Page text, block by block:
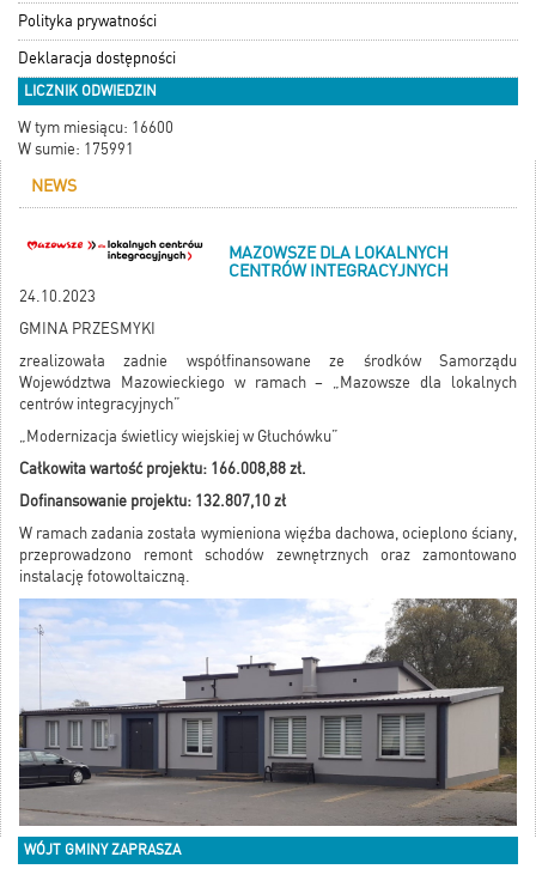
Polityka prywatności
Deklaracja dostępności
LICZNIK ODWIEDZIN
W tym miesiącu: 16600
W sumie: 175991
NEWS
MAZOWSZE DLA LOKALNYCH
CENTRÓW INTEGRACYJNYCH
24.10.2023
GMINA PRZESMYKI
zrealizowała zadnie współfinansowane ze środków Samorządu
Województwa Mazowieckiego w ramach – „Mazowsze dla lokalnych
centrów integracyjnych”
„Modernizacja świetlicy wiejskiej w Głuchówku”
Całkowita wartość projektu: 166.008,88 zł.
Dofinansowanie projektu: 132.807,10 zł
W ramach zadania została wymieniona więźba dachowa, ocieplono ściany,
przeprowadzono remont schodów zewnętrznych oraz zamontowano
instalację fotowoltaiczną.
WÓJT GMINY ZAPRASZA